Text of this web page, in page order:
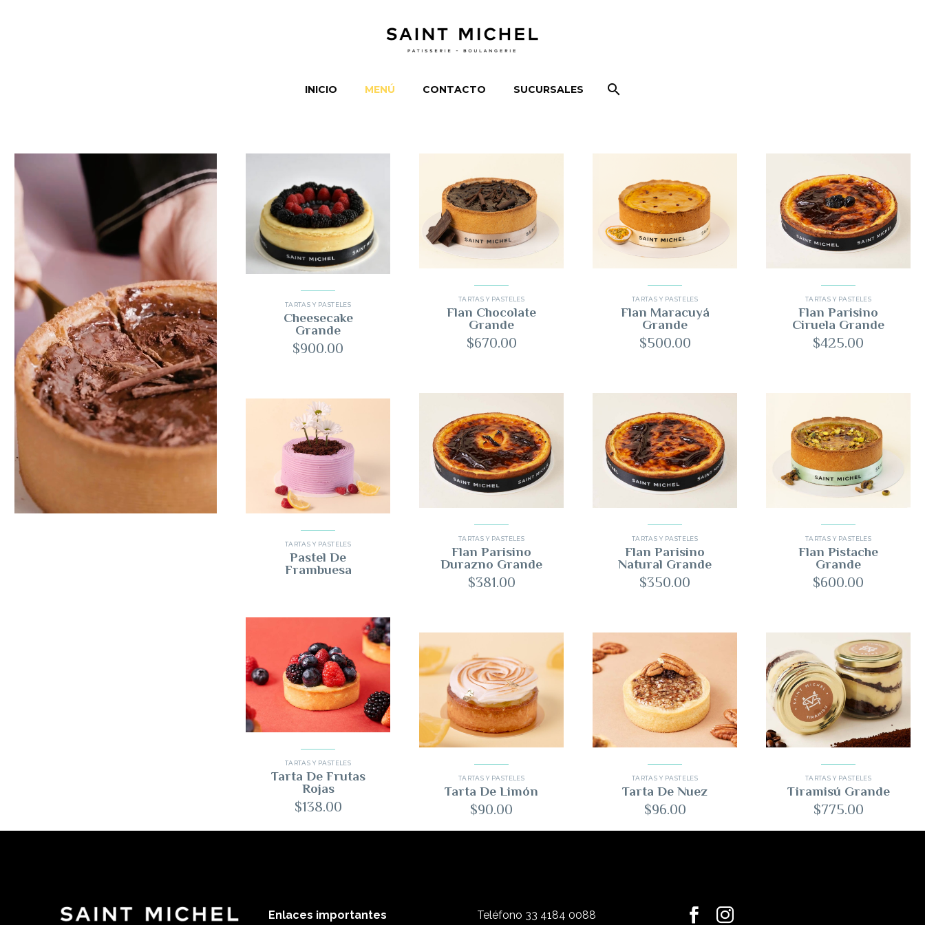
INICIO MENÚ CONTACTO SUCURSALES
TARTAS Y PASTELES
Cheesecake
Grande
$900.00
TARTAS Y PASTELES
Flan Chocolate
Grande
$670.00
TARTAS Y PASTELES
Flan Maracuyá
Grande
$500.00
TARTAS Y PASTELES
Flan Parisino
Ciruela Grande
$425.00
TARTAS Y PASTELES
Flan Parisino
Durazno Grande
$381.00
TARTAS Y PASTELES
Flan Parisino
Natural Grande
$350.00
TARTAS Y PASTELES
Flan Pistache
Grande
$600.00
TARTAS Y PASTELES
Pastel De
Frambuesa
TARTAS Y PASTELES
Tarta De Frutas
Rojas
$138.00
TARTAS Y PASTELES
Tarta De Limón
$90.00
TARTAS Y PASTELES
Tarta De Nuez
$96.00
TARTAS Y PASTELES
Tiramisú Grande
$775.00
Enlaces importantes Teléfono 33 4184 0088